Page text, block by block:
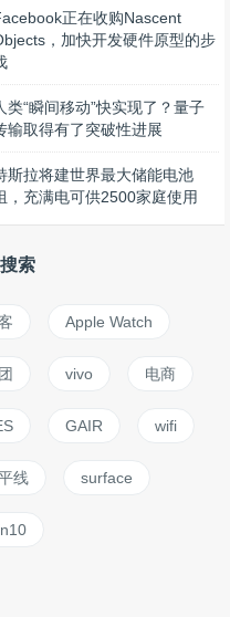
正在收购Nascent
，加快开发硬件原型的步
类“瞬间移动”快实现了？量子
输取得有了突破性进展
斯拉将建世界最大储能电池
，充满电可供2500家庭使用
索
Apple Watch
vivo 电商
GAIR wifi
线 surface